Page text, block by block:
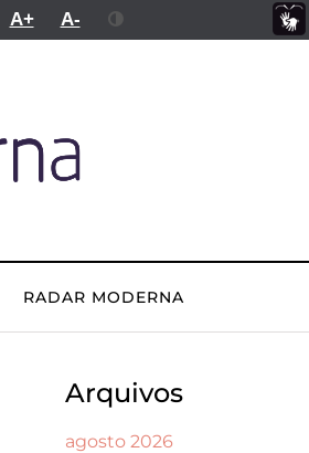
A+ A-
RADAR MODERNA
Arquivos
agosto 2026